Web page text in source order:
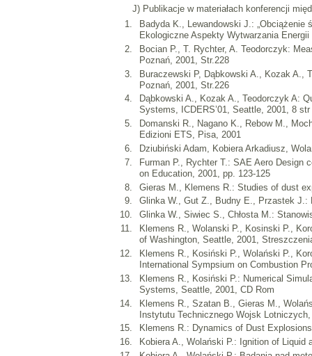
J) Publikacje w materiałach konferencji
Badyda K., Lewandowski J.: „Obciążenie
Ekologiczne Aspekty Wytwarzania
Bocian P., T. Rychter, A. Teodorczyk:
Poznań, 2001, Str.228
Buraczewski P, Dąbkowski A., Kozak A.,
Poznań, 2001, Str.226
Dąbkowski A., Kozak A., Teodorczyk A:
Systems, ICDERS’01, Seattle, 2001, 8 str
Domanski R., Nagano K., Rebow M.,
Edizioni ETS, Pisa, 2001
Dziubiński Adam, Kobiera Arkadiusz,
Furman P., Rychter T.: SAE Aero Design
on Education, 2001, pp. 123-125
Gieras M., Klemens R.: Studies of dust
Glinka W., Gut Z., Budny E., Przastek J.:
Glinka W., Siwiec S., Chłosta M.:
Klemens R., Wolanski P., Kosinski P.,
of Washington, Seattle, 2001,
Klemens R., Kosiński P., Wolański P.,
International Sympsium on Combustion
Klemens R., Kosiński P.: Numerical
Systems, Seattle, 2001, CD Rom
Klemens R., Szatan B., Gieras M.,
Instytutu Technicznego Wojsk
Klemens R.: Dynamics of Dust
Kobiera A., Wolański P.: Ignition of